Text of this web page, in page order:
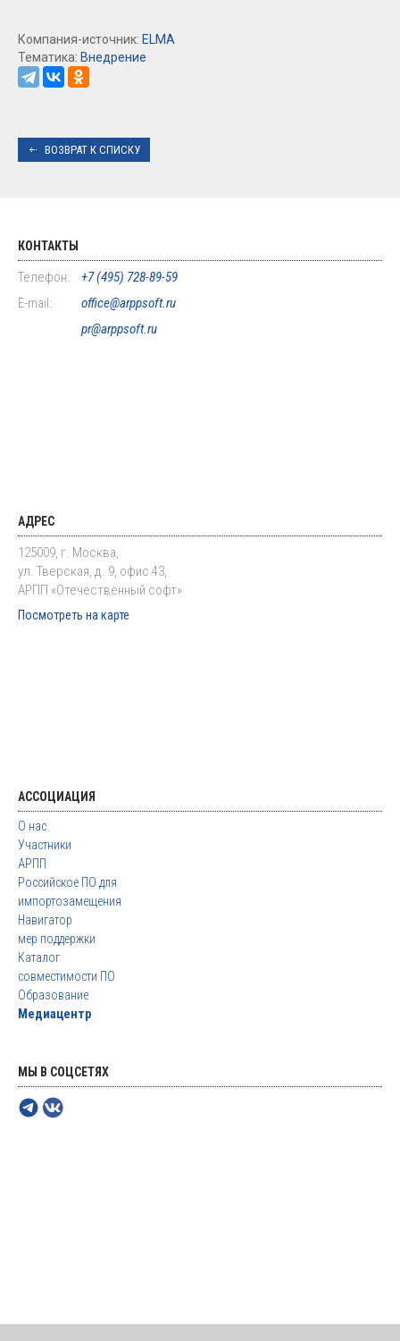
Компания-источник: ELMA
Тематика: Внедрение
ВОЗВРАТ К СПИСКУ
КОНТАКТЫ
Телефон:
+7 (495) 728-89-59
E-mail:
office@arppsoft.ru
pr@arppsoft.ru
АДРЕС
125009, г. Москва,
ул. Тверская, д. 9, офис 43,
АРПП «Отечественный софт»
Посмотреть на карте
АССОЦИАЦИЯ
О нас
Участники
АРПП
Российское ПО для
импортозамещения
Навигатор
мер поддержки
Каталог
совместимости ПО
Образование
Медиацентр
МЫ В СОЦСЕТЯХ